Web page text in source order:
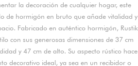
la decoración de cualquier hogar, este
de hormigón en bruto que añade vitalidad y
Fabricado en auténtico hormigón, Rustik
con sus generosas dimensiones de 37 cm
y 47 cm de alto. Su aspecto rústico hace
decorativo ideal, ya sea en un recibidor o